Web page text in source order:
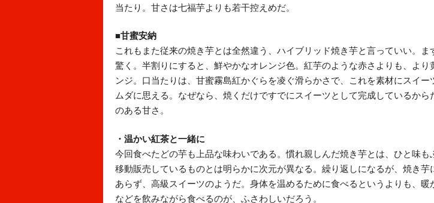
当たり。甘さは七福芋よりも若干控えめだ。
■甘蜜安納
これもまた従来の焼き芋とは全然違う、ハイブリッド焼き芋と言っていい。ま
驚く。半割りにすると、鮮やかなオレンジ色。紅芋のような赤さよりも、より
ンジ。口当たりは、甘蜜霧島紅かぐらを凌ぐ滑らかさで、これを素材にスイー
ムダに思える。なぜなら、焼くだけですでにスイーツとして完成しているから
のある甘さ。
・温かい紅茶と一緒に
今回食べたどの芋も上品な味わいである。慣れ親しんだ焼き芋とは、ひと味も
移動販売しているものとは明らかに次元が異なる。繰り返しになるが、焼き芋
あらず、高級スイーツのようだ。身体を温めるために食べるというよりも、暖
などを飲みながら食べるのが、ふさわしいだろう。